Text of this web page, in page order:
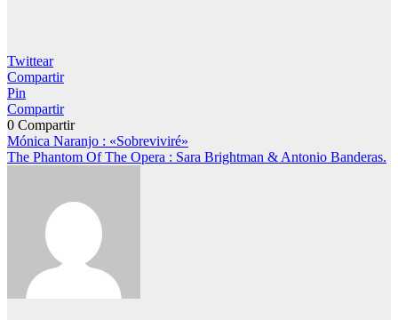
Twittear
Compartir
Pin
Compartir
0 Compartir
Navegación
de
Mónica Naranjo : «Sobreviviré»
The Phantom Of The Opera : Sara Brightman & Antonio Banderas.